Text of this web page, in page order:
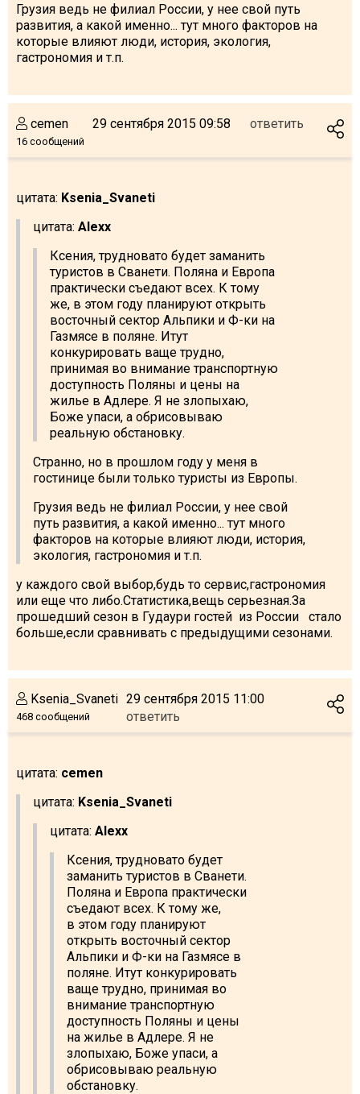
Грузия ведь не филиал России, у нее свой путь
развития, а какой именно... тут много факторов на
которые влияют люди, история, экология,
гастрономия и т.п.
cemen
16 сообщений
29 сентября 2015 09:58 ответить
цитата: Ksenia_Svaneti
цитата: Alexx
Ксения, трудновато будет заманить
туристов в Сванети. Поляна и Европа
практически съедают всех. К тому
же, в этом году планируют открыть
восточный сектор Альпики и Ф-ки на
Газмясе в поляне. Итут
конкурировать ваще трудно,
принимая во внимание транспортную
доступность Поляны и цены на
жилье в Адлере. Я не злопыхаю,
Боже упаси, а обрисовываю
реальную обстановку.
Странно, но в прошлом году у меня в
гостинице были только туристы из Европы.
Грузия ведь не филиал России, у нее свой
путь развития, а какой именно... тут много
факторов на которые влияют люди, история,
экология, гастрономия и т.п.
у каждого свой выбор,будь то сервис,гастрономия
или еще что либо.Статистика,вещь серьезная.За
прошедший сезон в Гудаури гостей из России стало
больше,если сравнивать с предыдущими сезонами.
Ksenia_Svaneti
468 сообщений
29 сентября 2015 11:00
ответить
цитата: cemen
цитата: Ksenia_Svaneti
цитата: Alexx
Ксения, трудновато будет
заманить туристов в Сванети.
Поляна и Европа практически
съедают всех. К тому же,
в этом году планируют
открыть восточный сектор
Альпики и Ф-ки на Газмясе в
поляне. Итут конкурировать
ваще трудно, принимая во
внимание транспортную
доступность Поляны и цены
на жилье в Адлере. Я не
злопыхаю, Боже упаси, а
обрисовываю реальную
обстановку.